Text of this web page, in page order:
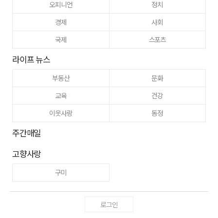
오피니언
정치
경제
사회
국제
스포츠
라이프 뉴스
부동산
문화
교육
건강
이웃사랑
동정
주간매일
고향사랑
구미
로그인